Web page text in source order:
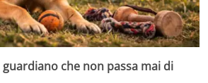
guardiano che non passa mai di